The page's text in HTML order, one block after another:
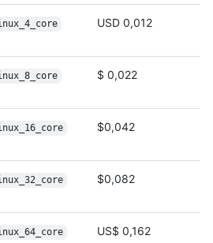
USD 0,012
$ 0,022
$0,042
$0,082
US$ 0,162